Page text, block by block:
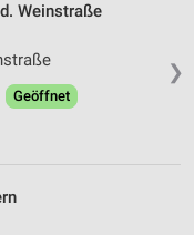
❯
Weinstraße
Geöffnet